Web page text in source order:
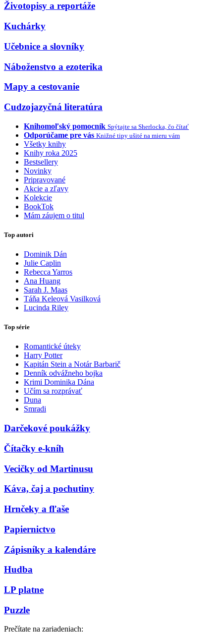
Životopisy a reportáže
Kuchárky
Učebnice a slovníky
Náboženstvo a ezoterika
Mapy a cestovanie
Cudzojazyčná literatúra
Knihomoľský pomocník Spýtajte sa Sherlocka, čo čítať
Odporúčame pre vás Knižné tipy ušité na mieru vám
Všetky knihy
Knihy roka 2025
Bestsellery
Novinky
Pripravované
Akcie a zľavy
Kolekcie
BookTok
Mám záujem o titul
Top autori
Dominik Dán
Julie Caplin
Rebecca Yarros
Ana Huang
Sarah J. Maas
Táňa Keleová Vasilková
Lucinda Riley
Top série
Romantické úteky
Harry Potter
Kapitán Stein a Notár Barbarič
Denník odvážneho bojka
Krimi Dominika Dána
Učím sa rozprávať
Duna
Smradi
Darčekové poukážky
Čítačky e-kníh
Vecičky od Martinusu
Káva, čaj a pochutiny
Hrnčeky a fľaše
Papiernictvo
Zápisníky a kalendáre
Hudba
LP platne
Puzzle
Prečítate na zariadeniach: